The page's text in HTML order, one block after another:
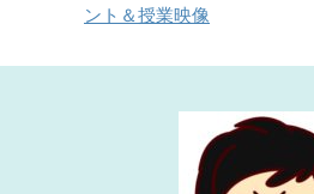
ント＆授業映像